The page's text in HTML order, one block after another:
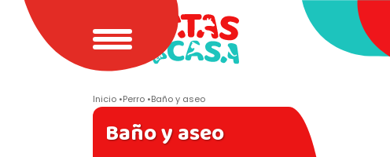
Inicio Perro Baño y aseo
Baño y aseo